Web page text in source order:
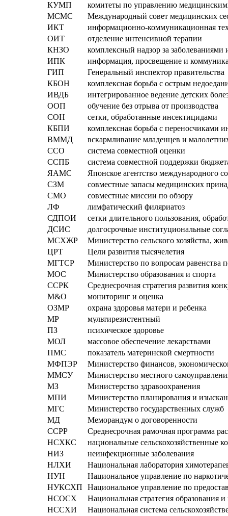
КУМП
комитеты по управлению
МСМС
Международный совет медицинских
ИКТ
информационно-коммуникационная
ОИТ
отделение интенсивной терапии
КНЗО
комплексный надзор за
ИПК
информация, просвещение и
ГИП
Генеральный инспектор правительства
КБОН
комплексная борьба с острым
ИВДБ
интегрированное ведение детских
ООП
обучение без отрыва от производства
СОН
сетки, обработанные инсектицидами
КБПИ
комплексная борьба с переносчиками
ВММД
вскармливание младенцев и
ССО
система совместной оценки
ССПБ
система совместной поддержки
ЯАМС
Японское агентство международного
СЗМ
совместные запасы медицинских
СМО
совместные миссии по обзору
ЛФ
лимфатический филяриатоз
СДПОИ
сетки длительного пользования,
ДСИС
долгосрочные институциональные
МСХЖР
Министерство сельского хозяйства,
ЦРТ
Цели развития тысячелетия
МГТСР
Министерство по вопросам равенства
МОС
Министерство образования и спорта
ССРК
Среднесрочная стратегия развития
M&О
мониторинг и оценка
ОЗМР
охрана здоровья матери и ребенка
МР
мультирезистентный
ПЗ
психическое здоровье
МОЛ
массовое обеспечение лекарствами
ПМС
показатель материнской смертности
МФПЭР
Министерство финансов,
ММСУ
Министерство местного
МЗ
Министерство здравоохранения
МПИ
Министерство планирования и
МГС
Министерство государственных служб
МД
Меморандум о договоренности
ССРР
Среднесрочная рамочная программа
НСХКС
национальные сельскохозяйственные
НИЗ
неинфекционные заболевания
НЛХИ
Национальная лаборатория
НУН
Национальное управление по
НУКСХП
Национальное управление по
НСОСХ
Национальная стратегия образования
НССХИ
Национальная система